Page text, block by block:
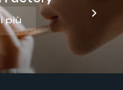
più
responsabile
Artificiale.